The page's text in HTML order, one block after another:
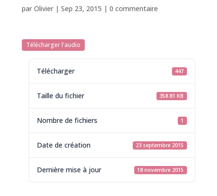
par Olivier| Sep 23, 2015 | 0 commentaire
Télécharger l'audio
Télécharger 447
Taille du fichier 358.81 KB
Nombre de fichiers 1
Date de création 23 septembre 2015
Dernière mise à jour 18 novembre 2015